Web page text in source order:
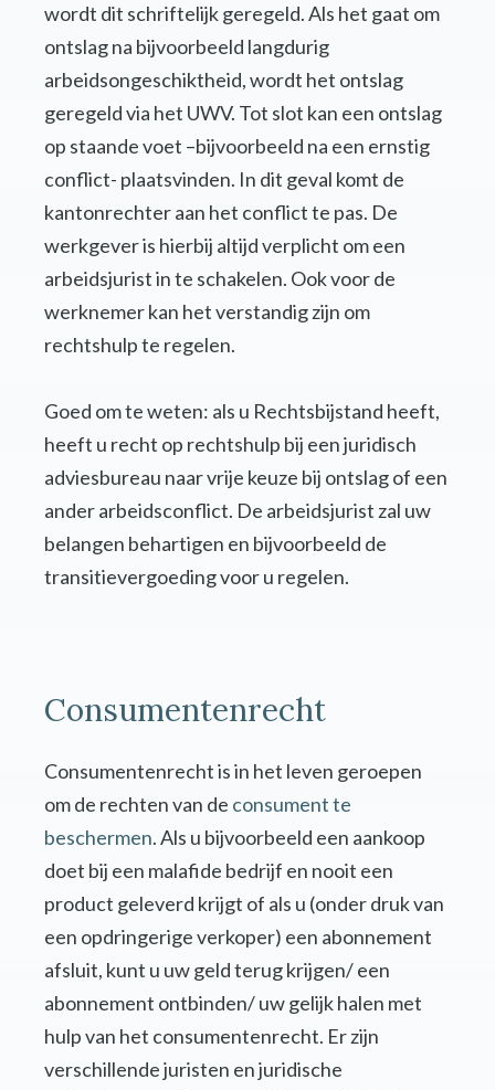
wordt dit schriftelijk geregeld. Als het gaat om
ontslag na bijvoorbeeld langdurig
arbeidsongeschiktheid, wordt het ontslag
geregeld via het UWV. Tot slot kan een ontslag
op staande voet –bijvoorbeeld na een ernstig
conflict- plaatsvinden. In dit geval komt de
kantonrechter aan het conflict te pas. De
werkgever is hierbij altijd verplicht om een
arbeidsjurist in te schakelen. Ook voor de
werknemer kan het verstandig zijn om
rechtshulp te regelen.
Goed om te weten: als u Rechtsbijstand heeft,
heeft u recht op rechtshulp bij een juridisch
adviesbureau naar vrije keuze bij ontslag of een
ander arbeidsconflict. De arbeidsjurist zal uw
belangen behartigen en bijvoorbeeld de
transitievergoeding voor u regelen.
Consumentenrecht
Consumentenrecht is in het leven geroepen
om de rechten van de consument te
beschermen. Als u bijvoorbeeld een aankoop
doet bij een malafide bedrijf en nooit een
product geleverd krijgt of als u (onder druk van
een opdringerige verkoper) een abonnement
afsluit, kunt u uw geld terug krijgen/ een
abonnement ontbinden/ uw gelijk halen met
hulp van het consumentenrecht. Er zijn
verschillende juristen en juridische